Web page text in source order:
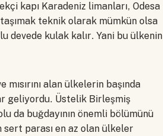
kapı Karadeniz limanları, Odesa
teknik olarak mümkün olsa
devede kulak kalır. Yani bu ülkenin
alan ülkelerin başında
geliyordu. Üstelik Birleşmiş
da buğdayının önemli bölümünü
sert parası en az olan ülkeler